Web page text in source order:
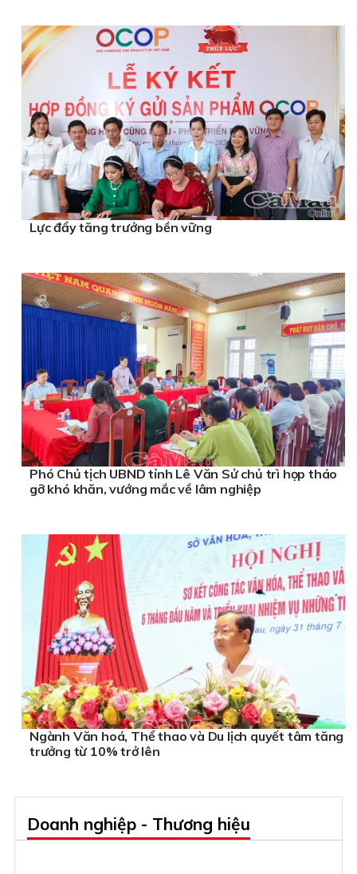
Lực đẩy tăng trưởng bền vững
Phó Chủ tịch UBND tỉnh Lê Văn Sử chủ trì họp tháo
gỡ khó khăn, vướng mắc về lâm nghiệp
Ngành Văn hoá, Thể thao và Du lịch quyết tâm tăng
trưởng từ 10% trở lên
Doanh nghiệp - Thương hiệu